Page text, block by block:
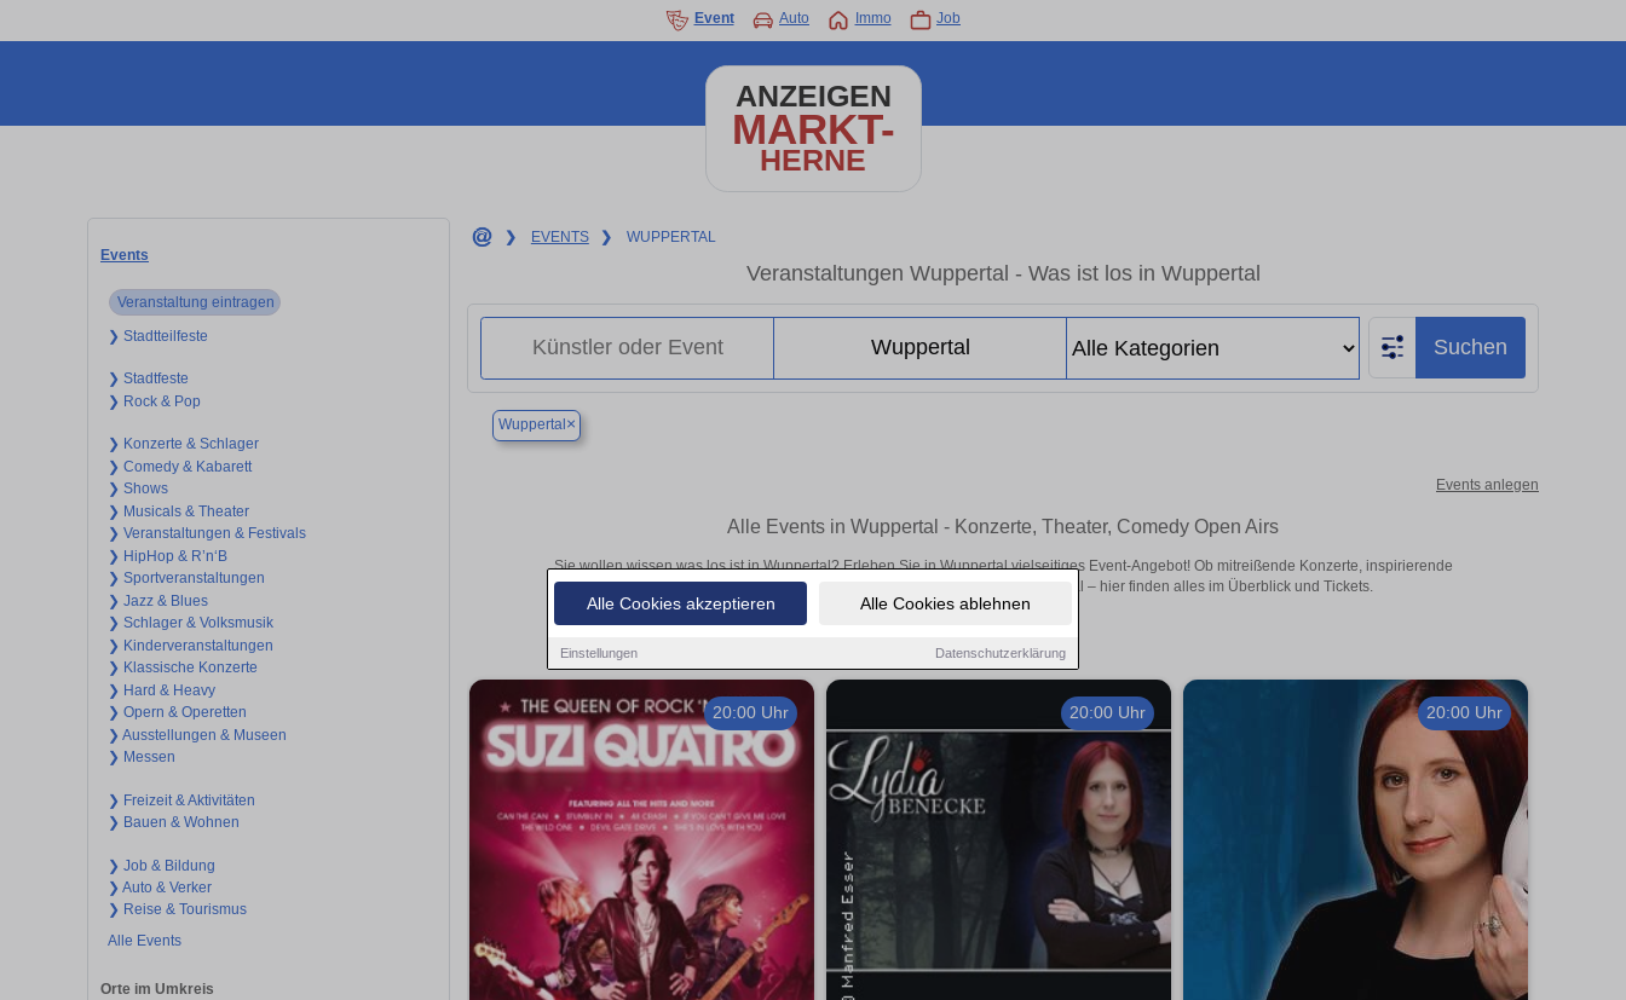
Alle Cookies akzeptieren Alle Cookies ablehnen
Einstellungen Datenschutzerklärung
Event Auto Immo Job
ANZEIGEN
MARKT-
HERNE
Events
Veranstaltung eintragen
❯ Stadtteilfeste
❯ Stadtfeste
❯ Rock & Pop
❯ Konzerte & Schlager
❯ Comedy & Kabarett
❯ Shows
❯ Musicals & Theater
❯ Veranstaltungen & Festivals
❯ HipHop & R’n‘B
❯ Sportveranstaltungen
❯ Jazz & Blues
❯ Schlager & Volksmusik
❯ Kinderveranstaltungen
❯ Klassische Konzerte
❯ Hard & Heavy
❯ Opern & Operetten
❯ Ausstellungen & Museen
❯ Messen
❯ Freizeit & Aktivitäten
❯ Bauen & Wohnen
❯ Job & Bildung
❯ Auto & Verker
❯ Reise & Tourismus
Alle Events
Orte im Umkreis
❯ EVENTS ❯ WUPPERTAL
Veranstaltungen Wuppertal - Was ist los in Wuppertal
Suchen
Wuppertal ×
Events anlegen
Alle Events in Wuppertal - Konzerte, Theater, Comedy Open Airs
Sie wollen wissen was los ist in Wuppertal? Erleben Sie in Wuppertal vielseitiges Event-Angebot! Ob mitreißende Konzerte, inspirierende
Theateraufführungen oder aufregende Veranstaltungen in Wuppertal – hier finden alles im Überblick und Tickets.
20:00 Uhr 20:00 Uhr 20:00 Uhr